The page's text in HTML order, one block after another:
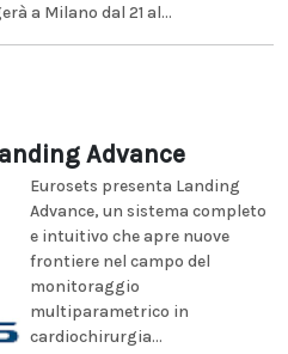
a Milano dal 21 al...
Advance
Eurosets presenta Landing
Advance, un sistema completo
e intuitivo che apre nuove
frontiere nel campo del
monitoraggio
multiparametrico in
cardiochirurgia...